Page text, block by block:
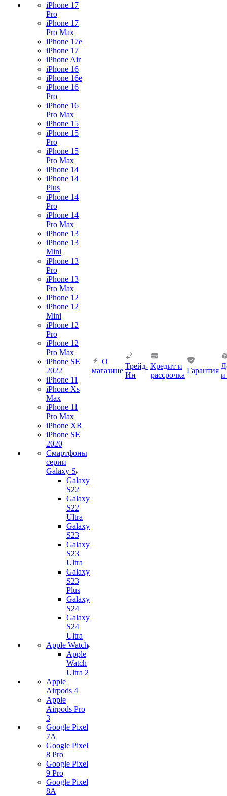
iPhone 17
Pro
iPhone 17
Pro Max
iPhone 17e
iPhone 17
iPhone Air
iPhone 16
iPhone 16e
iPhone 16
Pro
iPhone 16
Pro Max
iPhone 15
iPhone 15
Pro
iPhone 15
Pro Max
iPhone 14
iPhone 14
Plus
iPhone 14
Pro
iPhone 14
Pro Max
iPhone 13
iPhone 13
Mini
iPhone 13
Pro
iPhone 13
Pro Max
iPhone 12
iPhone 12
Mini
iPhone 12
Pro
iPhone 12
Pro Max
iPhone SE
2022
iPhone 11
iPhone Xs
Max
iPhone 11
Pro Max
iPhone XR
iPhone SE
2020
Смартфоны
серии
Galaxy S
Galaxy
S22
Galaxy
S22
Ultra
Galaxy
S23
Galaxy
S23
Ultra
Galaxy
S23
Plus
Galaxy
S24
Galaxy
S24
Ultra
Apple Watch
Apple
Watch
Ultra 2
Apple
Airpods 4
Apple
Airpods Pro
3
Google Pixel
7А
Google Pixel
8 Pro
Google Pixel
9 Pro
Google Pixel
8A
О
магазине
Трейд-
Ин
Кредит и
рассрочка
Гарантия
и